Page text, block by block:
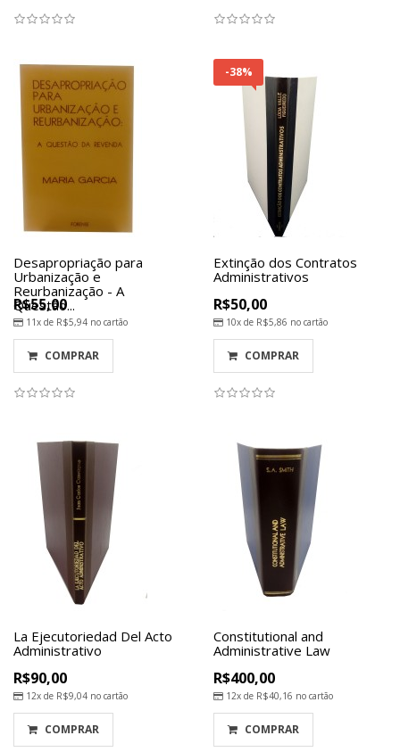
Desapropriação para
Urbanização e
Reurbanização - A
Questão...
R$55,00
11x de R$5,94 no cartão
COMPRAR
-38%
Extinção dos Contratos
Administrativos
R$50,00
10x de R$5,86 no cartão
COMPRAR
La Ejecutoriedad Del Acto
Administrativo
R$90,00
12x de R$9,04 no cartão
COMPRAR
Constitutional and
Administrative Law
R$400,00
12x de R$40,16 no cartão
COMPRAR